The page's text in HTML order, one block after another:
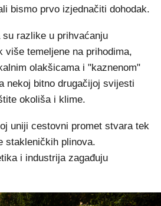
bismo prvo izjednačiti dohodak.
razlike u prihvaćanju
više temeljene na prihodima,
olakšicama i "kaznenom"
nekoj bitno drugačijoj svijesti
okoliša i klime.
uniji cestovni promet stvara tek
stakleničkih plinova.
i industrija zagađuju